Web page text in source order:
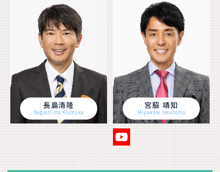
長島清隆
Nagashima Kiyotaka
宮脇 靖知
Miyawaki Yasutomo